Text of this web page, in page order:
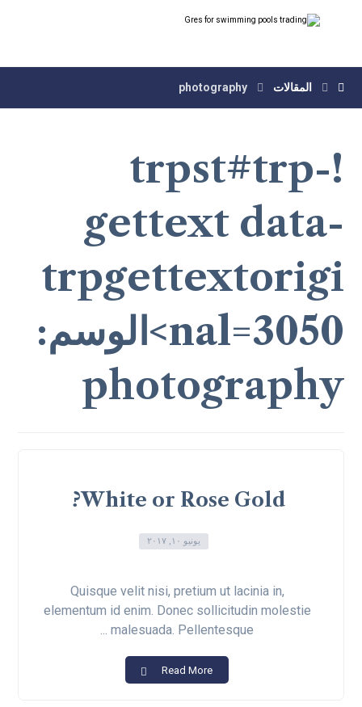
المقالات photography
!trpst#trp-
gettext data-
trpgettextorigi
nal=3050>الوسم:
photography
White or Rose Gold?
يونيو ١٠, ٢٠١٧
Quisque velit nisi, pretium ut lacinia in,
elementum id enim. Donec sollicitudin molestie
malesuada. Pellentesque ...
Read More